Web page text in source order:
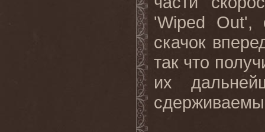
'Wiped Out',
скачок
так что
их